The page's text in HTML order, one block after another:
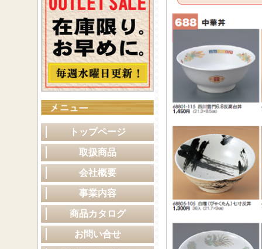
トップページ
取扱商品
会社概要
事業内容
商品カタログ
お問い合せ